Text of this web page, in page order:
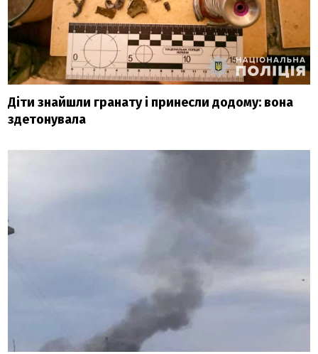
Діти знайшли гранату і принесли додому: вона
здетонувала